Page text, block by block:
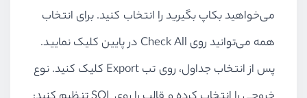
می‌خواهید بکاپ بگیرید را انتخاب کنید. برای انتخاب
همه می‌توانید روی Check Allدر پایین کلیک نمایید.
پس از انتخاب جداول، روی تبExport کلیک کنید. نوع